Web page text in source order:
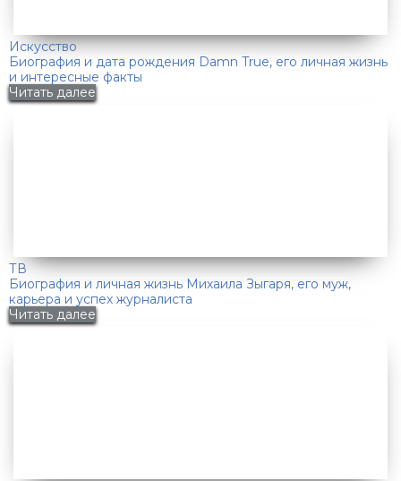
Искусство
Биография и дата рождения Damn True, его личная жизнь
и интересные факты
Читать далее
ТВ
Биография и личная жизнь Михаила Зыгаря, его муж,
карьера и успех журналиста
Читать далее